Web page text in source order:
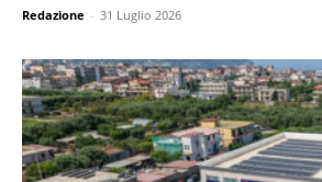
Redazione - 31 Luglio 2026